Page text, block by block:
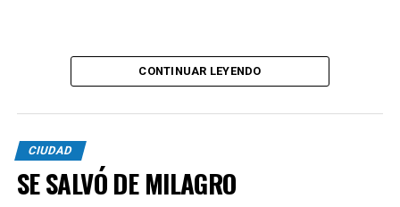
CONTINUAR LEYENDO
CIUDAD
SE SALVÓ DE MILAGRO